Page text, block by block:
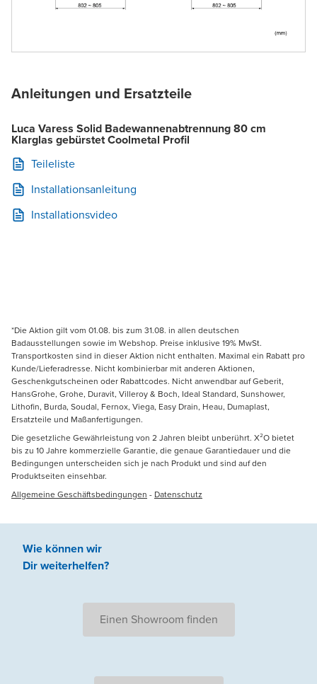
Anleitungen und Ersatzteile
Luca Varess Solid Badewannenabtrennung 80 cm
Klarglas gebürstet Coolmetal Profil
Teileliste
Installationsanleitung
Installationsvideo
*Die Aktion gilt vom 01.08. bis zum 31.08. in allen deutschen
Badausstellungen sowie im Webshop. Preise inklusive 19% MwSt.
Transportkosten sind in dieser Aktion nicht enthalten. Maximal ein Rabatt pro
Kunde/Lieferadresse. Nicht kombinierbar mit anderen Aktionen,
Geschenkgutscheinen oder Rabattcodes. Nicht anwendbar auf Geberit,
HansGrohe, Grohe, Duravit, Villeroy & Boch, Ideal Standard, Sunshower,
Lithofin, Burda, Soudal, Fernox, Viega, Easy Drain, Heau, Dumaplast,
Ersatzteile und Maßanfertigungen.
Die gesetzliche Gewährleistung von 2 Jahren bleibt unberührt. X²O bietet
bis zu 10 Jahre kommerzielle Garantie, die genaue Garantiedauer und die
Bedingungen unterscheiden sich je nach Produkt und sind auf den
Produktseiten einsehbar.
Allgemeine Geschäftsbedingungen - Datenschutz
Wie können wir
Dir weiterhelfen?
Einen Showroom finden